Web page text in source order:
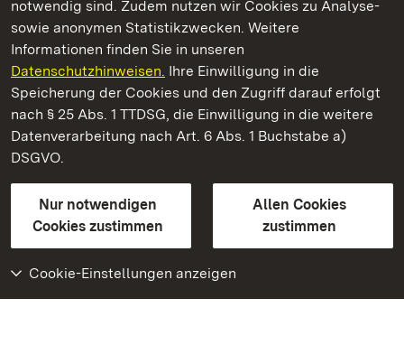
notwendig sind. Zudem nutzen wir Cookies zu Analyse-
sowie anonymen Statistikzwecken. Weitere
Informationen finden Sie in unseren
Datenschutzhinweisen. Ihre Einwilligung in die
Speicherung der Cookies und den Zugriff darauf erfolgt
nach § 25 Abs. 1 TTDSG, die Einwilligung in die weitere
Datenverarbeitung nach Art. 6 Abs. 1 Buchstabe a)
DSGVO.
Nur notwendigen
Cookies zustimmen
Allen Cookies
zustimmen
Cookie-Einstellungen anzeigen
Kloster Alpirsbach
Staatliche Schlösser und Gärten Baden-Württemberg
Kontakt
GebärdenspracheLeichte Sprache
Erklärung zur Barrierefreiheit
BITV-konform (geprüfte Seiten)
Weiteres